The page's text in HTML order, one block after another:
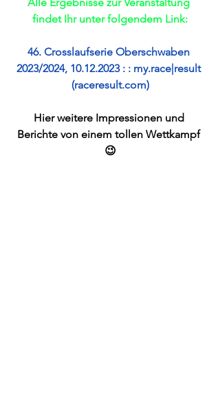
findet Ihr unter folgendem Link:
46. Crosslaufserie Oberschwaben
2023/2024, 10.12.2023 : : my.race|result
(raceresult.com)
Hier weitere Impressionen und
Berichte von einem tollen Wettkampf
😉